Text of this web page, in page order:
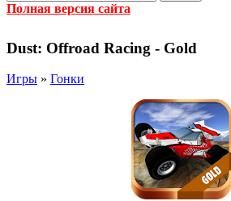
Полная версия сайта
Dust: Offroad Racing - Gold
Игры » Гонки